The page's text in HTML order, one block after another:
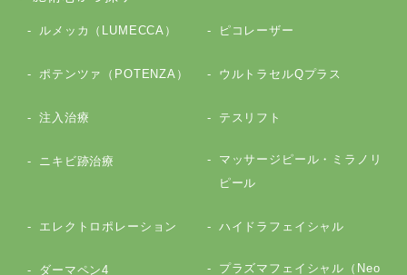
ルメッカ（LUMECCA） ピコレーザー
ポテンツァ（POTENZA） ウルトラセルQプラス
注入治療 テスリフト
ニキビ跡治療
マッサージピール・ミラノリ
ピール
エレクトロポレーション ハイドラフェイシャル
ダーマペン4
プラズマフェイシャル（Neo